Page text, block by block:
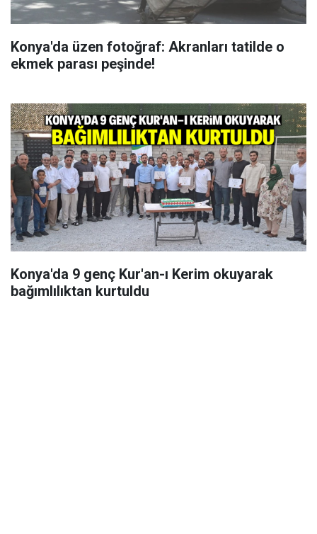
Konya'da üzen fotoğraf: Akranları tatilde o
ekmek parası peşinde!
Konya'da 9 genç Kur'an-ı Kerim okuyarak
bağımlılıktan kurtuldu